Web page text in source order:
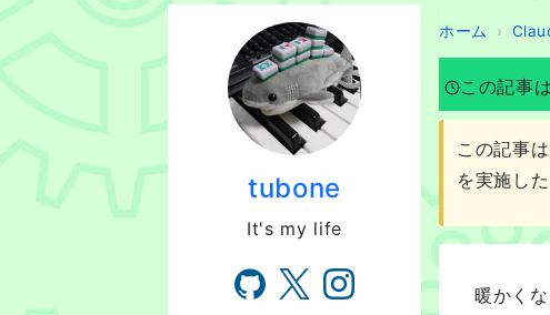
tubone
It's my life
ホーム
この記事は
この記事
を実施し
暖かく